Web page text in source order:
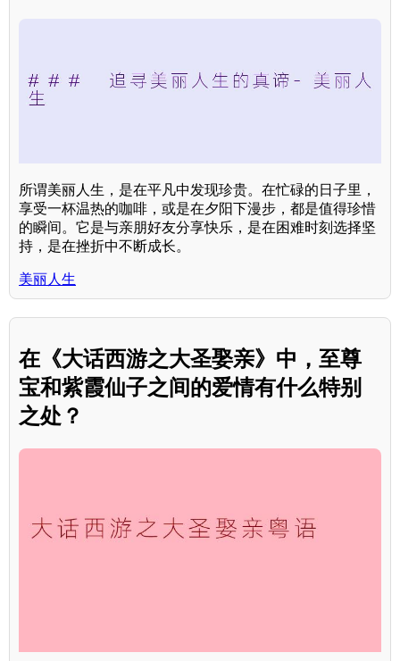
所谓美丽人生，是在平凡中发现珍贵。在忙碌的日子里，
享受一杯温热的咖啡，或是在夕阳下漫步，都是值得珍惜
的瞬间。它是与亲朋好友分享快乐，是在困难时刻选择坚
持，是在挫折中不断成长。
美丽人生
在《大话西游之大圣娶亲》中，至尊
宝和紫霞仙子之间的爱情有什么特别
之处？